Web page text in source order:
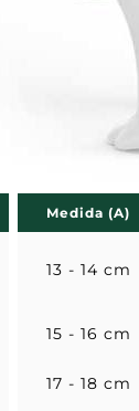
Medida (A)
13 - 14 cm
15 - 16 cm
17 - 18 cm